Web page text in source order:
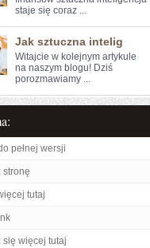
staje się coraz ...
Jak sztuczna intelig
Witajcie w ⁢kolejnym artykule
na naszym blogu! Dziś
porozmawiamy ...
pełnej wersji
stronę
tutaj
się więcej tutaj